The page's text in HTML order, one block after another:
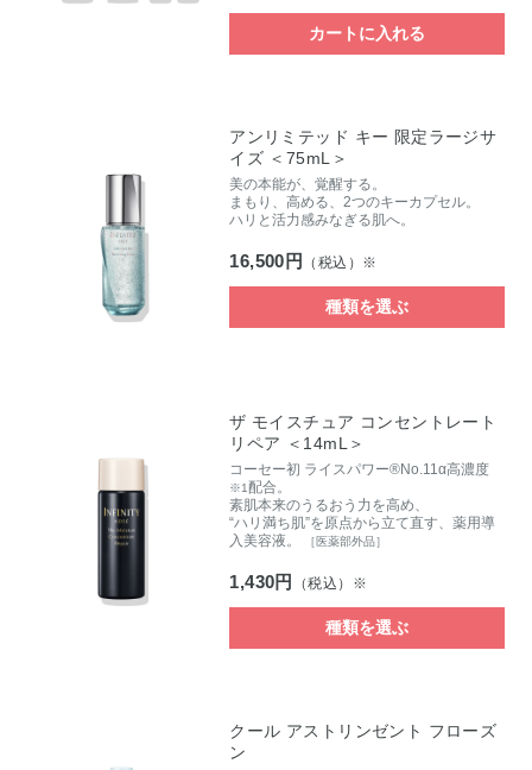
カートに入れる
アンリミテッド キー 限定ラージサ
イズ ＜75mL＞
美の本能が、覚醒する。
まもり、高める、2つのキーカプセル。
ハリと活力感みなぎる肌へ。
16,500円 （税込）※
種類を選ぶ
ザ モイスチュア コンセントレート
リペア ＜14mL＞
コーセー初 ライスパワー®No.11α高濃度
※1 配合。
素肌本来のうるおう力を高め、
“ハリ満ち肌”を原点から立て直す、薬用導
入美容液。
［医薬部外品］
1,430円 （税込）※
種類を選ぶ
クール アストリンゼント フローズ
ン